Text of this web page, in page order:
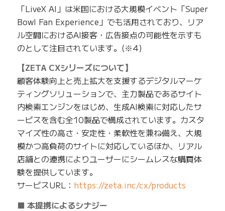
「LiveX AI」は米国における大規模イベント「Super
Bowl Fan Experience」でも活用されており、リア
ル空間におけるAI接客・広告接点の可能性を示すも
のとして注目されています。(※4)
【ZETA CXシリーズについて】
顧客体験向上と売上拡大を支援するデジタルマーケ
ティングソリューションで、主力製品であるサイト
内検索エンジンをはじめ、生成AI検索に対応したサ
ービスを含む全10製品で構成されています。カスタ
マイズ性の高さ・安定性・柔軟性を兼ね備え、大規
模かつ高負荷のサイトに対応しているほか、リアル
店舗との連携によりユーザーにシームレスな購買体
験を提供しています。
サービスURL： https://zeta.inc/cx/products
■ 本提携によるシナジー